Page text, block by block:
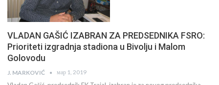
VLADAN GAŠIĆ IZABRAN ZA PREDSEDNIKA FSRO:
Prioriteti izgradnja stadiona u Bivolju i Malom
Golovodu
J. MARKOVIĆ мар 1, 2019